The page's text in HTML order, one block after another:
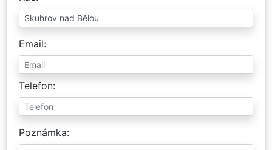
Email
Telefon
Poznámka